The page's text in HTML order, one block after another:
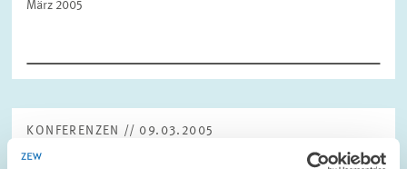
März 2005
KONFERENZEN // 09.03.2005
2nd ZEW Conference on Economics of